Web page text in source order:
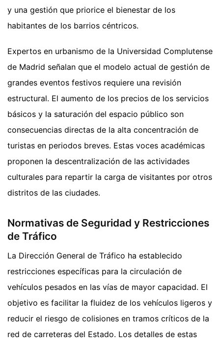
y una gestión que priorice el bienestar de los
habitantes de los barrios céntricos.
Expertos en urbanismo de la Universidad Complutense
de Madrid señalan que el modelo actual de gestión de
grandes eventos festivos requiere una revisión
estructural. El aumento de los precios de los servicios
básicos y la saturación del espacio público son
consecuencias directas de la alta concentración de
turistas en periodos breves. Estas voces académicas
proponen la descentralización de las actividades
culturales para repartir la carga de visitantes por otros
distritos de las ciudades.
Normativas de Seguridad y Restricciones
de Tráfico
La Dirección General de Tráfico ha establecido
restricciones específicas para la circulación de
vehículos pesados en las vías de mayor capacidad. El
objetivo es facilitar la fluidez de los vehículos ligeros y
reducir el riesgo de colisiones en tramos críticos de la
red de carreteras del Estado. Los detalles de estas